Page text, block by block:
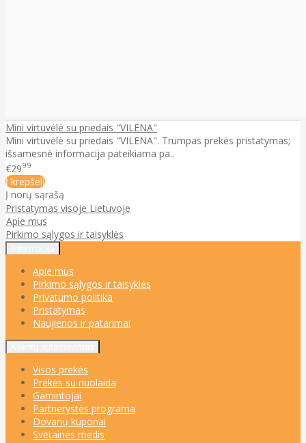
Mini virtuvėlė su priedais "VILENA"
Mini virtuvėlė su priedais "VILENA". Trumpas prekės pristatymas;
išsamesnė informacija pateikiama pa..
€2999
Į krepšelį
Į norų sąrašą
Pristatymas visoje Lietuvoje
Apie mus
Pirkimo sąlygos ir taisyklės
Apie mus
Pirkimo sąlygos ir taisyklės
Privatumo politika
Pristatymas
Naujienos ir patarimai
Visos prekės
Prekės su nuolaida
Gamintojai
Partnerystės programa
Dovanų kuponai
Svetainės medis